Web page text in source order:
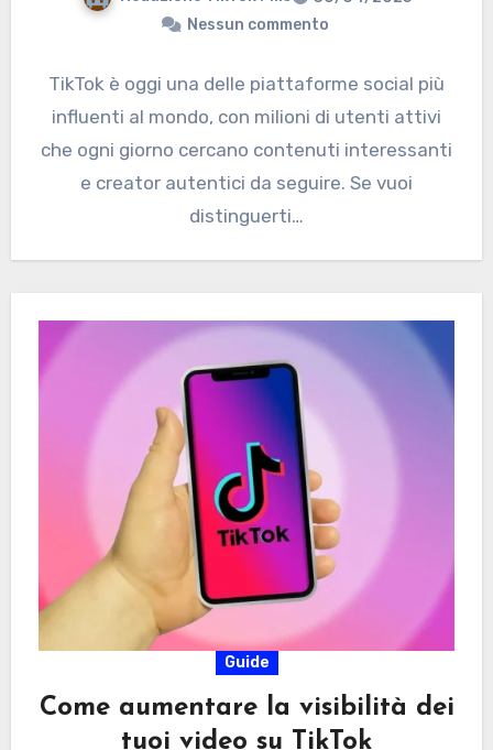
Nessun commento
TikTok è oggi una delle piattaforme social più
influenti al mondo, con milioni di utenti attivi
che ogni giorno cercano contenuti interessanti
e creator autentici da seguire. Se vuoi
distinguerti…
Guide
Come aumentare la visibilità dei
tuoi video su TikTok